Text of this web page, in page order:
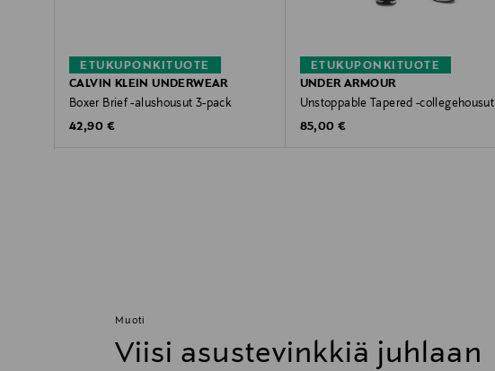
ETUKUPONKITUOTE
CALVIN KLEIN UNDERWEAR
Boxer Brief -alushousut 3-pack
Original Price
42,90 €
ETUKUPONKITUOTE
UNDER ARMOUR
Unstoppable Tapered -collegehousut
Original Price
85,00 €
Muoti
Viisi asustevinkkiä juhlaan